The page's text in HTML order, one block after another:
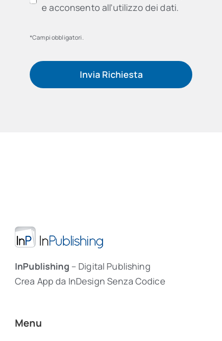
e acconsento all’utilizzo dei dati.
*Campi obbligatori.
Invia Richiesta
InPublishing – Digital Publishing
Crea App da InDesign Senza Codice
Menu